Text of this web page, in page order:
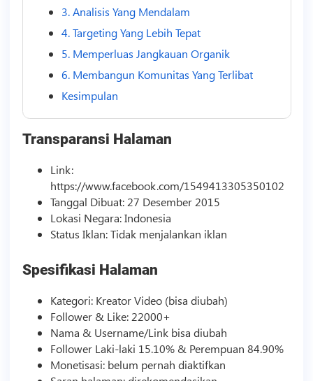
3. Analisis Yang Mendalam
4. Targeting Yang Lebih Tepat
5. Memperluas Jangkauan Organik
6. Membangun Komunitas Yang Terlibat
Kesimpulan
Transparansi Halaman
Link:
https://www.facebook.com/1549413305350102
Tanggal Dibuat: 27 Desember 2015
Lokasi Negara: Indonesia
Status Iklan: Tidak menjalankan iklan
Spesifikasi Halaman
Kategori: KreatorVideo(bisa diubah)
Follower & Like: 22000+
Nama & Username/Link bisa diubah
Follower Laki-laki 15.10% & Perempuan 84.90%
Monetisasi: belum pernah diaktifkan